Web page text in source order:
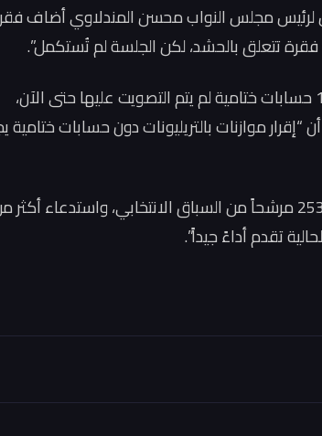
لرئيس مجلس النواب محسن المندلاوي أضاف
تتعلق بالحشد، لكن الجلسة لم تُستكمل”.
وفي ما يتعلق بالملفات المالية، أكد أن “هناك أكثر من 10 حسابات ختامية لم يتم التصويت عليها حتى الآن،
موازنات بالتريليونات دون حسابات ختامية
وعن الانتخابات المقبلة، كشف المعموري عن “استبعاد 253 مرشحاً من السباق الانتخابي، واستدعاء